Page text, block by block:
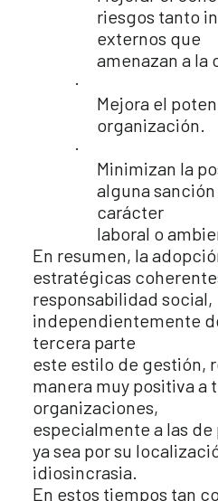
riesgos tanto
externos que
amenazan a la
·
Mejora el
organización.
·
Minimizan la
alguna
carácter
laboral o
En resumen, la
estratégicas
responsabilidad social,
independientemente
tercera parte
este estilo de gestión,
manera muy positiva a
organizaciones,
especialmente a las
ya sea por su
idiosincrasia.
En estos tiempos tan